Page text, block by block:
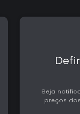
Seja
preços